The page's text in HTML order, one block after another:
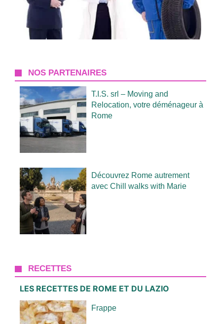
NOS PARTENAIRES
T.I.S. srl – Moving and
Relocation, votre déménageur à
Rome
Découvrez Rome autrement
avec Chill walks with Marie
RECETTES
LES RECETTES DE ROME ET DU LAZIO
Frappe